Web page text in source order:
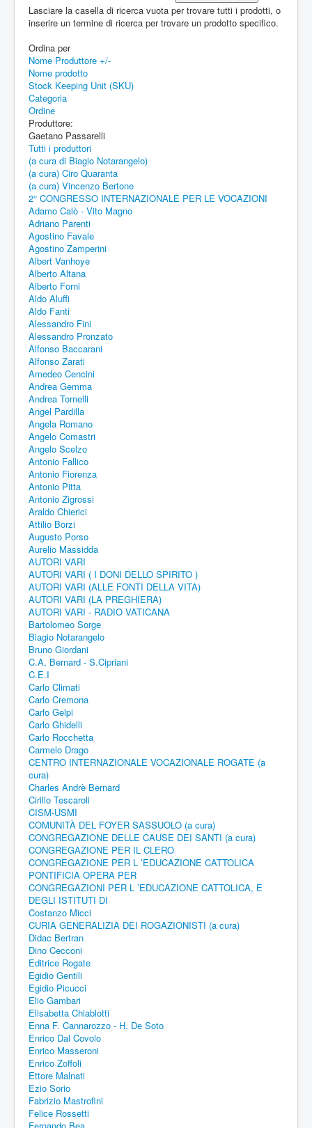
Lasciare la casella di ricerca vuota per trovare tutti i prodotti, o
inserire un termine di ricerca per trovare un prodotto specifico.
Ordina per
Nome Produttore +/-
Nome prodotto
Stock Keeping Unit (SKU)
Categoria
Ordine
Produttore:
Gaetano Passarelli
Tutti i produttori
(a cura di Biagio Notarangelo)
(a cura) Ciro Quaranta
(a cura) Vincenzo Bertone
2° CONGRESSO INTERNAZIONALE PER LE VOCAZIONI
Adamo Calò - Vito Magno
Adriano Parenti
Agostino Favale
Agostino Zamperini
Albert Vanhoye
Alberto Altana
Alberto Forni
Aldo Aluffi
Aldo Fanti
Alessandro Fini
Alessandro Pronzato
Alfonso Baccarani
Alfonso Zarati
Amedeo Cencini
Andrea Gemma
Andrea Tornelli
Angel Pardilla
Angela Romano
Angelo Comastri
Angelo Scelzo
Antonio Fallico
Antonio Fiorenza
Antonio Pitta
Antonio Zigrossi
Araldo Chierici
Attilio Borzi
Augusto Porso
Aurelio Massidda
AUTORI VARI
AUTORI VARI ( I DONI DELLO SPIRITO )
AUTORI VARI (ALLE FONTI DELLA VITA)
AUTORI VARI (LA PREGHIERA)
AUTORI VARI - RADIO VATICANA
Bartolomeo Sorge
Biagio Notarangelo
Bruno Giordani
C.A, Bernard - S.Cipriani
C.E.I
Carlo Climati
Carlo Cremona
Carlo Gelpi
Carlo Ghidelli
Carlo Rocchetta
Carmelo Drago
CENTRO INTERNAZIONALE VOCAZIONALE ROGATE (a
cura)
Charles Andrè Bernard
Cirillo Tescaroli
CISM-USMI
COMUNITÀ DEL FOYER SASSUOLO (a cura)
CONGREGAZIONE DELLE CAUSE DEI SANTI (a cura)
CONGREGAZIONE PER IL CLERO
CONGREGAZIONE PER L ’EDUCAZIONE CATTOLICA
PONTIFICIA OPERA PER
CONGREGAZIONI PER L ’EDUCAZIONE CATTOLICA, E
DEGLI ISTITUTI DI
Costanzo Micci
CURIA GENERALIZIA DEI ROGAZIONISTI (a cura)
Didac Bertran
Dino Cecconi
Editrice Rogate
Egidio Gentili
Egidio Picucci
Elio Gambari
Elisabetta Chiablotti
Enna F. Cannarozzo - H. De Soto
Enrico Dal Covolo
Enrico Masseroni
Enrico Zoffoli
Ettore Malnati
Ezio Sorio
Fabrizio Mastrofini
Felice Rossetti